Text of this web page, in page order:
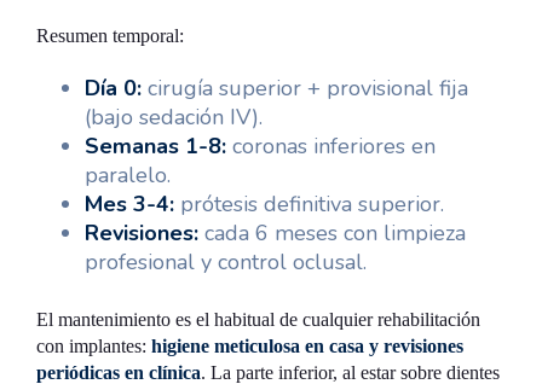
Resumen temporal:
Día 0: cirugía superior + provisional fija
(bajo sedación IV).
Semanas 1-8: coronas inferiores en
paralelo.
Mes 3-4: prótesis definitiva superior.
Revisiones: cada 6 meses con limpieza
profesional y control oclusal.
El mantenimiento es el habitual de cualquier rehabilitación
con implantes: higiene meticulosa en casa y revisiones
periódicas en clínica. La parte inferior, al estar sobre dientes